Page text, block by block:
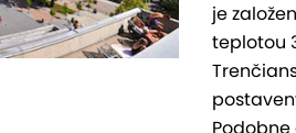
je
teplotou